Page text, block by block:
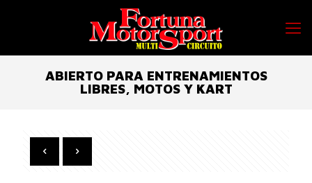
ABIERTO PARA ENTRENAMIENTOS
LIBRES, MOTOS Y KART